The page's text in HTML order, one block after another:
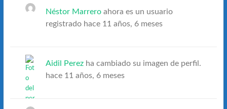
Néstor Marreroahora es un usuario
registrado hace 11 años, 6 meses
Aidil Perezha cambiado su imagen de perfil.
hace 11 años, 6 meses